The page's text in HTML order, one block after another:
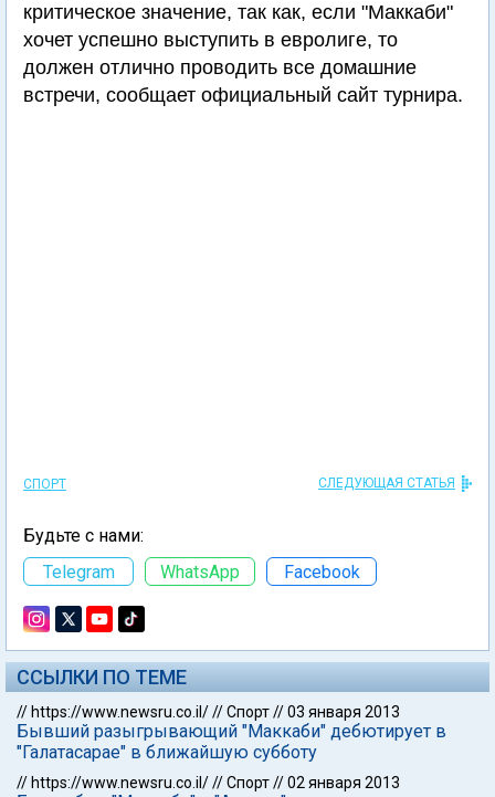
критическое значение, так как, если "Маккаби"
хочет успешно выступить в евролиге, то
должен отлично проводить все домашние
встречи, сообщает официальный сайт турнира.
СПОРТ СЛЕДУЮЩАЯ СТАТЬЯ
Будьте с нами:
Telegram
WhatsApp Facebook
ССЫЛКИ ПО ТЕМЕ
// https://www.newsru.co.il///Спорт//03 января 2013
Бывший разыгрывающий "Маккаби" дебютирует в
"Галатасарае" в ближайшую субботу
// https://www.newsru.co.il///Спорт//02 января 2013